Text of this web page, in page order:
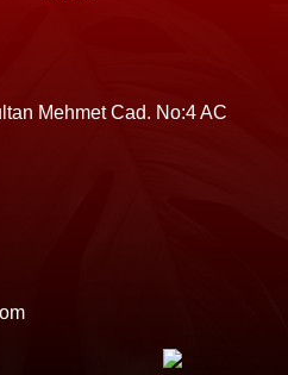
Mehmet Cad. No:4 AC